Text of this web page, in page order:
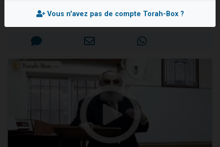
Rav Jean-Paul NABET
Mis en ligne le Lundi 9 Juin 2014
Vous n'avez pas de compte Torah-Box ?